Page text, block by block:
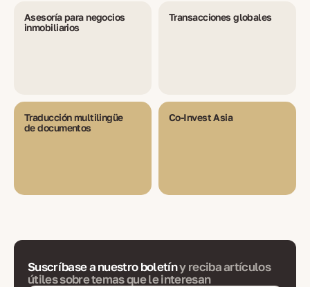
Asesoría para negocios
inmobiliarios
Transacciones globales
Traducción multilingüe
de documentos
Co-Invest Asia
Suscríbase a nuestro boletíny reciba artículos
útiles sobre temas que le interesan